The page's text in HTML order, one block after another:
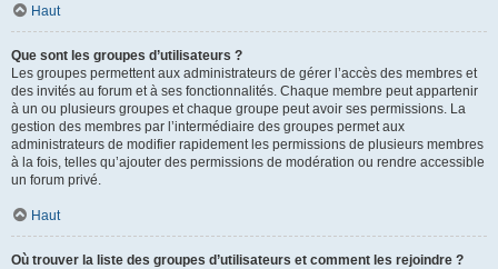
Haut
Que sont les groupes d’utilisateurs ?
Les groupes permettent aux administrateurs de gérer l’accès des membres et
des invités au forum et à ses fonctionnalités. Chaque membre peut appartenir
à un ou plusieurs groupes et chaque groupe peut avoir ses permissions. La
gestion des membres par l’intermédiaire des groupes permet aux
administrateurs de modifier rapidement les permissions de plusieurs membres
à la fois, telles qu’ajouter des permissions de modération ou rendre accessible
un forum privé.
Haut
Où trouver la liste des groupes d’utilisateurs et comment les rejoindre ?